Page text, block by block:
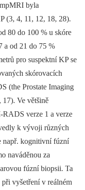
byla
(3, 4, 11, 12, 18, 28).
80 do 100 % u skóre
a od 21 do 75 %
pro suspektní KP se
skórovacích
(the Prostate Imaging
17). Ve většině
verze 1 a verze
k vývoji různých
např. kognitivní fúzní
naváděnou za
fúzní biopsii. Ta
vyšetření v reálném